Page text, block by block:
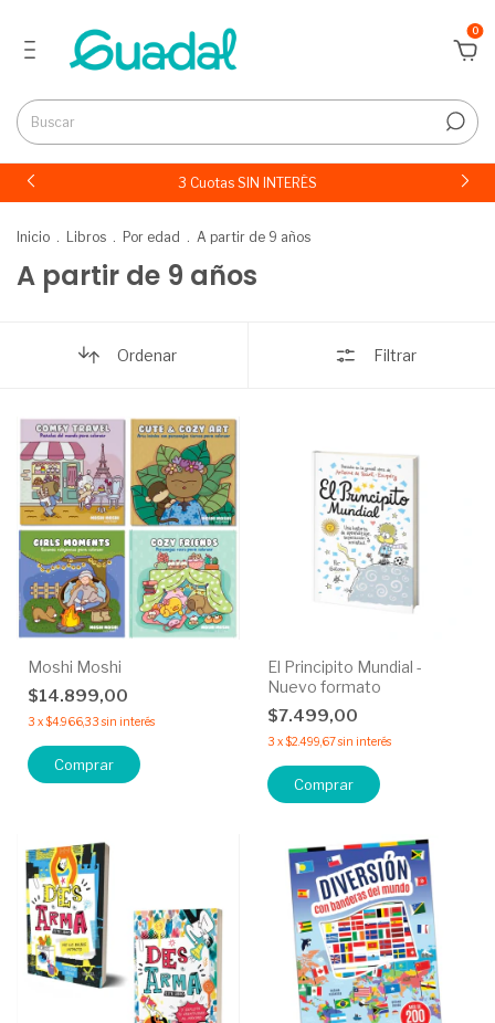
0
3 Cuotas SIN INTERÉS
Inicio . Libros . Por edad . A partir de 9 años
A partir de 9 años
Ordenar Filtrar
Moshi Moshi
$14.899,00
3 x$4.966,33 sin interés
Comprar
El Principito Mundial -
Nuevo formato
$7.499,00
3 x$2.499,67sin interés